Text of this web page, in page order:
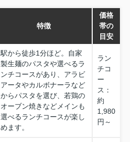
特徴
価格
帯の
目安
駅から徒歩1分ほど。自家
製生麺のパスタや選べるラ
ンチコースがあり、アラビ
アータやカルボナーラなど
からパスタを選び、若鶏の
オーブン焼きなどメインも
選べるランチコースが楽し
めます。
ラン
チコ
ー
ス：
約
1,980
円～